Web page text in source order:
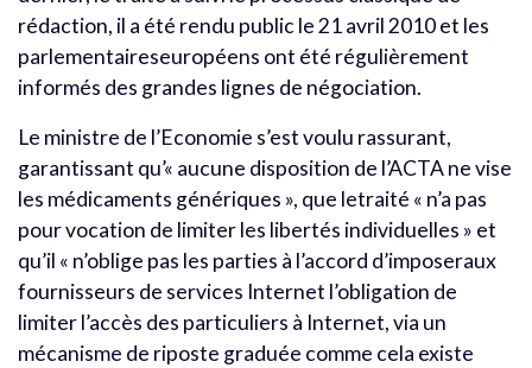
rédaction, il a été rendu public le 21 avril 2010 et les
parlementaireseuropéens ont été régulièrement
informés des grandes lignes de négociation.
Le ministre de l’Economie s’est voulu rassurant,
garantissant qu’« aucune disposition de l’ACTA ne vise
les médicaments génériques », que letraité « n’a pas
pour vocation de limiter les libertés individuelles » et
qu’il « n’oblige pas les parties à l’accord d’imposeraux
fournisseurs de services Internet l’obligation de
limiter l’accès des particuliers à Internet, via un
mécanisme de riposte graduée comme cela existe